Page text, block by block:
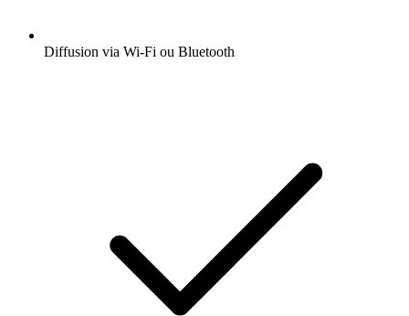
Diffusion via Wi-Fi ou Bluetooth